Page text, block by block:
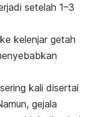
setelah 1–3
kelenjar getah
kali disertai
gejala